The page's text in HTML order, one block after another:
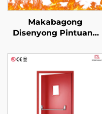
Makabagong
Disenyong Pintuang
Salamin para sa Hotel,
Mall, at Komersyal na
Gamit, Panloob na
Pintuang Anti-sunog
na May Tapos na
Surface